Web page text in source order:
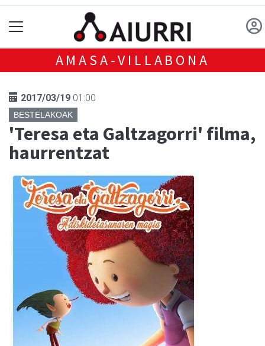
AMASA-VILLABONA
2017/03/19 01:00
BESTELAKOAK
'Teresa eta Galtzagorri' filma,
haurrentzat